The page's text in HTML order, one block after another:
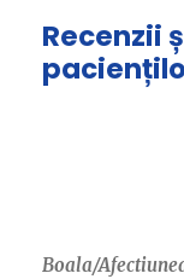
Recenzii
Boala/